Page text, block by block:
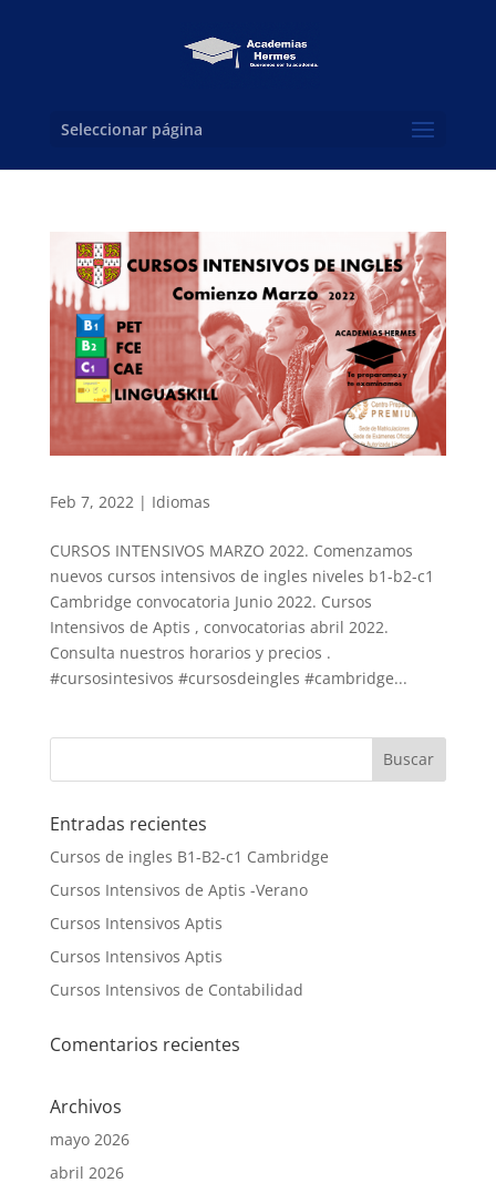
Seleccionar página
Feb 7, 2022 | Idiomas
CURSOS INTENSIVOS MARZO 2022. Comenzamos
nuevos cursos intensivos de ingles niveles b1-b2-c1
Cambridge convocatoria Junio 2022. Cursos
Intensivos de Aptis , convocatorias abril 2022.
Consulta nuestros horarios y precios .
#cursosintesivos #cursosdeingles #cambridge...
Entradas recientes
Cursos de ingles B1-B2-c1 Cambridge
Cursos Intensivos de Aptis -Verano
Cursos Intensivos Aptis
Cursos Intensivos Aptis
Cursos Intensivos de Contabilidad
Comentarios recientes
Archivos
mayo 2026
abril 2026